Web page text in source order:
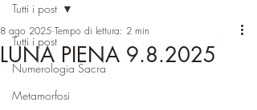
Tutti i post
Numerologia Sacra
Metamorfosi
Tutti i post
LUNA PIENA 9.8.2025
8 ago 2025 Tempo di lettura: 2 min